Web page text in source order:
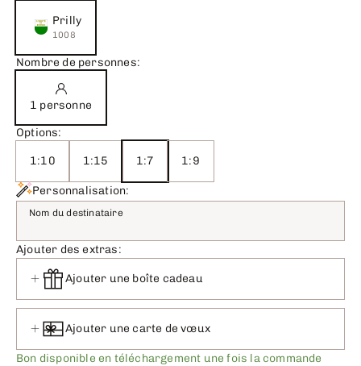
Prilly
1008
Nombre de personnes:
1 personne
Options:
1:10 1:15 1:7 1:9
Personnalisation:
Nom du destinataire
Ajouter des extras:
Ajouter une boîte cadeau
Ajouter une carte de vœux
Bon disponible en téléchargement une fois la commande